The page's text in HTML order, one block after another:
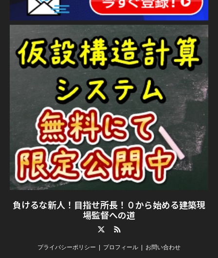
負けるな新人！目指せ所長！０から始める建築現
場監督への道
プライバシーポリシー プロフィール お問い合わせ